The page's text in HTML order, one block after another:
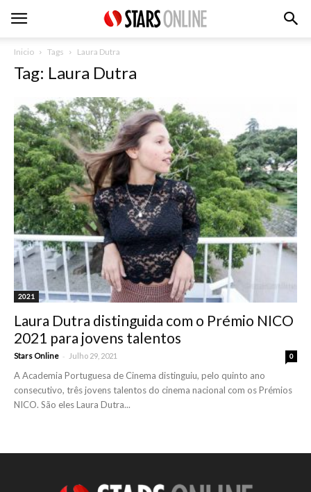
Inicio Tags Laura Dutra
Tag: Laura Dutra
2021
Laura Dutra distinguida com o Prémio NICO
2021 para jovens talentos
Stars Online - Julho 29, 2021 0
A Academia Portuguesa de Cinema distinguiu, pelo quinto ano
consecutivo, três jovens talentos do cinema nacional com os Prémios
NICO. São eles Laura Dutra...